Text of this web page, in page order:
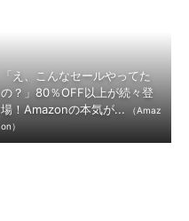
「え、こんなセールやってた
の？」80％OFF以上が続々登
場！Amazonの本気が...
（Amaz
on）